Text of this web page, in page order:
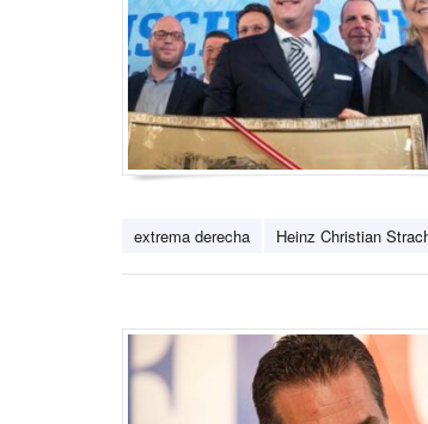
extrema derecha Heinz Christian